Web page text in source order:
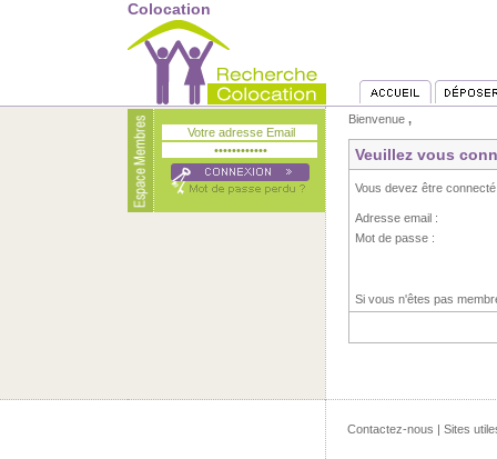
Colocation
Bienvenue ,
Veuillez vous
Vous devez être
Adresse email :
Mot de passe :
Si vous n'êtes pas
Contactez-nous | Sites